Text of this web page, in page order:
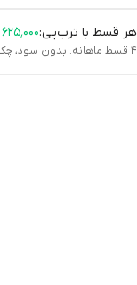
هر قسط با ترب‌پی:۶۲۵٬۰۰۰
۴ قسط ماهانه. بدون سود، چک و ضامن.